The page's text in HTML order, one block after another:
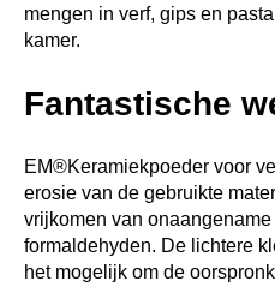
mengen in verf, gips en
kamer.
Fantastische
EM®Keramiekpoeder voor
erosie van de gebruikte
vrijkomen van
formaldehyden. De lichtere
het mogelijk om de